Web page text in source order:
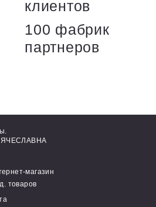
клиентов
100 фабрик
партнеров
магазин
товаров